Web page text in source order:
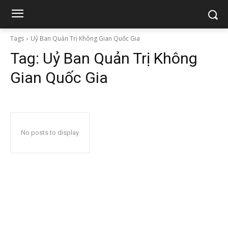
Tags Uỷ Ban Quản Trị Không Gian Quốc Gia
Tag: Uỷ Ban Quản Trị Không
Gian Quốc Gia
No posts to display